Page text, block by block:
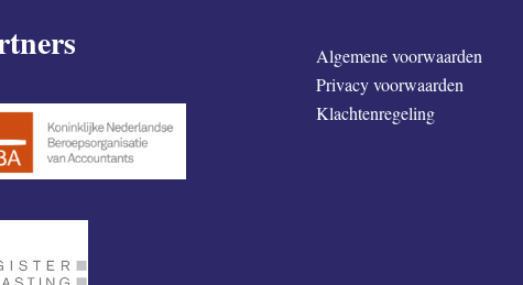
Algemene voorwaarden
Privacy voorwaarden
Klachtenregeling